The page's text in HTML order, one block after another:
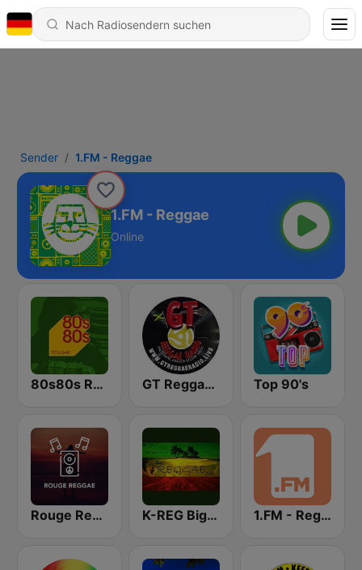
Sender 1.FM - Reggae
1.FM - Reggae
Online
80s80s Reggae GT Reggae Radio Top 90's
Rouge Reggae K-REG Big Reggae Mix 1.FM - Reggaeton Heat